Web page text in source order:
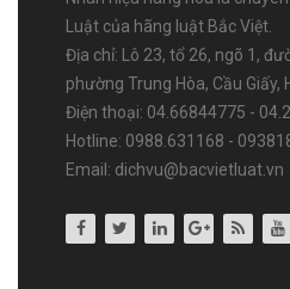
Luật của hãng luật Bắc Việt.
Địa chỉ: Lô 23, tổ 26, ngõ 1,
phường Trung Hòa, Cầu Giấy,
Điện thoại: 04.66844775 -
Hotline: 0988.631168 -
Email: dichvu@bacvietluat.vn